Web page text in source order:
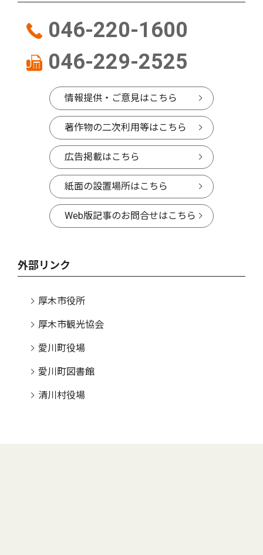
046-220-1600
046-229-2525
情報提供・ご意見はこちら
著作物の二次利用等はこちら
広告掲載はこちら
紙面の設置場所はこちら
Web版記事のお問合せはこちら
外部リンク
厚木市役所
厚木市観光協会
愛川町役場
愛川町図書館
清川村役場